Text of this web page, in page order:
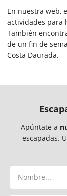
En nuestra web,
actividades para
También
de un fin de
Costa Daurada.
Apúntate a
escapadas.